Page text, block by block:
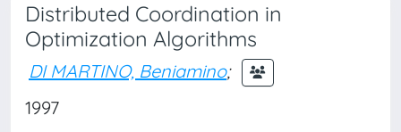
Distributed Coordination in
Optimization Algorithms
DI MARTINO, Beniamino;
1997